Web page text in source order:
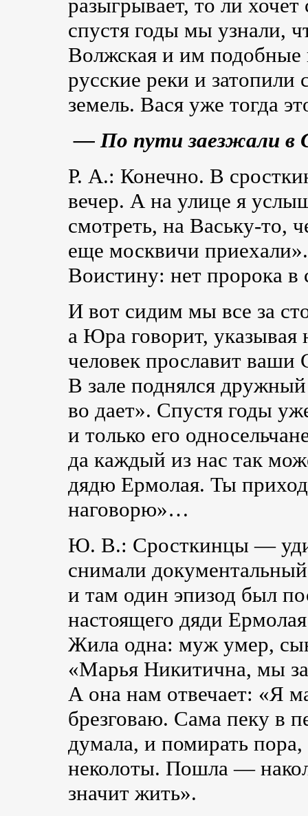
разыгрывает, то ли
спустя годы мы узнали,
Волжская и им подобные
русские реки и
земель. Вася уже тогда
— По пути заезжали в
Р. А.: Конечно. В
вечер. А на улице я
смотреть, на Ваську-то,
еще москвичи
Воистину: нет пророка в
И вот сидим мы все за
а Юра говорит,
человек прославит
В зале поднялся
во дает». Спустя годы
и только его
да каждый из нас так
дядю Ермолая. Ты
наговорю»…
Ю. В.: Сросткинцы —
снимали
и там один эпизод был
настоящего дяди
Жила одна: муж умер,
«Марья Никитична, мы
А она нам отвечает: «Я
брезговаю. Сама пеку в
думала, и помирать
неколоты. Пошла —
значит жить».